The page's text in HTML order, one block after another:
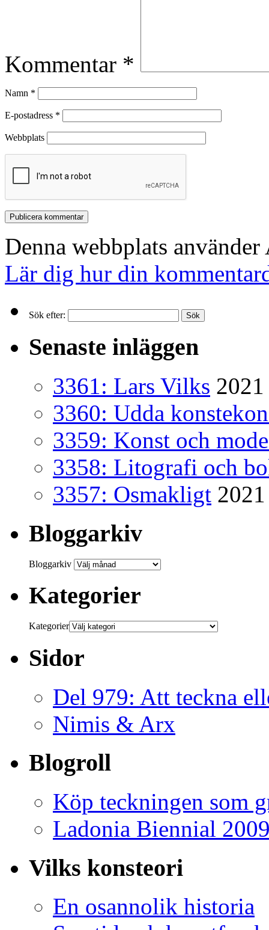
Kommentar *
Namn *
E-postadress *
Webbplats
Denna webbplats
Lär dig hur din
Sök efter:
Senaste inläggen
3361: Lars Vilks
3360: Udda
3359: Konst och
3358: Litografi och
3357: Osmakligt
Bloggarkiv
Bloggarkiv
Kategorier
Kategorier
Sidor
Del 979: Att teckna
Nimis & Arx
Blogroll
Köp teckningen som
Ladonia Biennial
Vilks konsteori
En osannolik historia